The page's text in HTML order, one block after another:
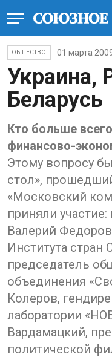
ОБЩЕСТВО 01 марта
Украина,
Беларусь
Кто больше
финансово-
Этому вопросу
стол»,
«Московский
приняли
Валерий
Института
председатель
объединения
Колеров,
лаборатории
Вардамацкий,
политической